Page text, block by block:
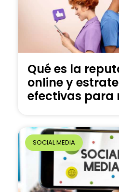
Qué es la
online y
efectivas para
SOCIAL MEDIA